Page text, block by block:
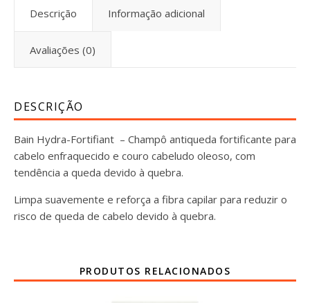
Descrição Informação adicional
Avaliações (0)
DESCRIÇÃO
Bain Hydra-Fortifiant – Champô antiqueda fortificante para
cabelo enfraquecido e couro cabeludo oleoso, com
tendência a queda devido à quebra.
Limpa suavemente e reforça a fibra capilar para reduzir o
risco de queda de cabelo devido à quebra.
PRODUTOS RELACIONADOS